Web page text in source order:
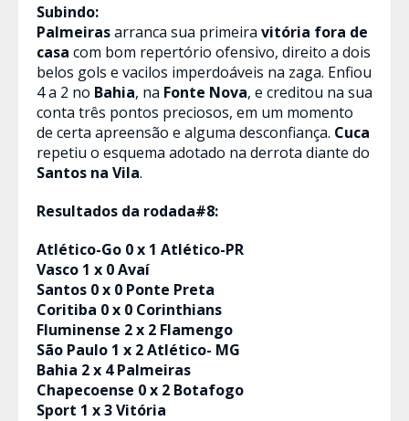
Subindo:
Palmeirasarranca sua primeira vitória fora de
casa com bom repertório ofensivo, direito a dois
belos gols e vacilos imperdoáveis na zaga. Enfiou
4 a 2 no Bahia, na Fonte Nova, e creditou na sua
conta três pontos preciosos, em um momento
de certa apreensão e alguma desconfiança. Cuca
repetiu o esquema adotado na derrota diante do
Santos na Vila.
Resultados da rodada#8:
Atlético-Go 0 x 1 Atlético-PR
Vasco 1 x 0 Avaí
Santos 0 x 0 Ponte Preta
Coritiba 0 x 0 Corinthians
Fluminense 2 x 2 Flamengo
São Paulo 1 x 2 Atlético- MG
Bahia 2 x 4 Palmeiras
Chapecoense 0 x 2 Botafogo
Sport 1 x 3 Vitória